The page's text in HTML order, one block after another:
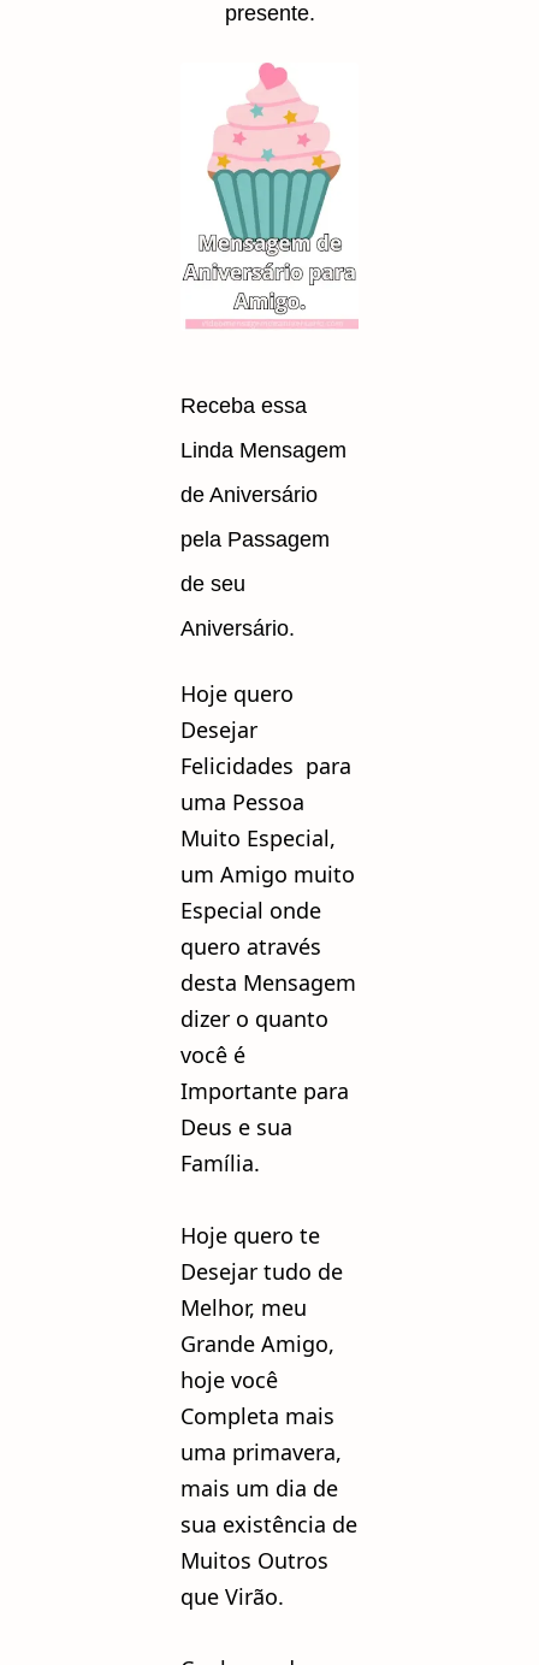
presente.
Receba essa
Linda Mensagem
de Aniversário
pela Passagem
de seu
Aniversário.
Hoje quero
Desejar
Felicidades para
uma Pessoa
Muito Especial,
um Amigo muito
Especial onde
quero através
desta Mensagem
dizer o quanto
você é
Importante para
Deus e sua
Família.
Hoje quero te
Desejar tudo de
Melhor, meu
Grande Amigo,
hoje você
Completa mais
uma primavera,
mais um dia de
sua existência de
Muitos Outros
que Virão.